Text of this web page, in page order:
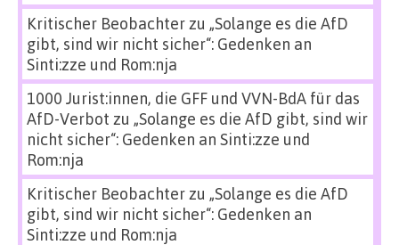
Kritischer Beobachterzu „Solange es die AfD
gibt, sind wir nicht sicher“: Gedenken an
Sinti:zze und Rom:nja
1000 Jurist:innen, die GFF und VVN-BdA für das
AfD-Verbot zu „Solange es die AfD gibt, sind wir
nicht sicher“: Gedenken an Sinti:zze und
Rom:nja
Kritischer Beobachterzu „Solange es die AfD
gibt, sind wir nicht sicher“: Gedenken an
Sinti:zze und Rom:nja